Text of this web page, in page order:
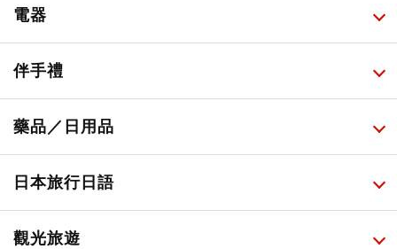
甜點・菓子
人氣店鋪美食
必吃的日式早餐
所有
便利商店化妝品
藥妝店化妝品
電器
所有
健康/美容儀器
廚房家電
伴手禮
所有
伴手禮排行榜
免稅商店
藥品／日用品
所有
百圓商店
日本旅行日語
所有
觀光旅遊